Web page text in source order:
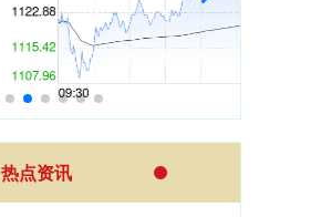
热点资讯